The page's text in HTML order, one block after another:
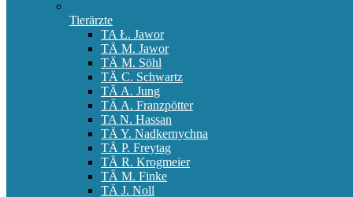
Tierärzte
TA Ł. Jawor
TÄ M. Jawor
TÄ M. Söhl
TÄ C. Schwartz
TÄ A. Jung
TÄ A. Franzpötter
TA N. Hassan
TÄ Y. Nadkernychna
TÄ P. Freytag
TÄ R. Krogmeier
TÄ M. Finke
TÄ J. Noll